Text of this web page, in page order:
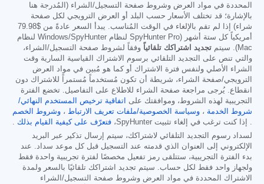
المحددة في مواد العرض وشروط صفحة التسجيل/الشراء (المُدرجة هنا
بالإشارة؛ قد تختلف الأسعار حسب البلد أو العرض الترويجي لكل صفحة
شراء) إذا لم تقم بالإلغاء في الوقت المُناسب. يبدأ السعر عادةً من $79.98
أمريكياً كل ستة أشهر (SpyHunter Pro لنظام Windows/SpyHunter لنظام
Mac). سيتم
تجديد اشتراكك تلقائياً وفقاً لشروط صفحة التسجيل/الشراء،
والتي تنص على التجديد التلقائي برسوم الاشتراك القياسية السارية وقت
الشراء الأصلي ولنفس فترة الاشتراك أو كما هو مُبين في مواد العرض
الترويجي/صفحة الشراء، شريطة أن تكون مُستخدماً مُستمراً للاشتراك دون
انقطاع. يُرجى مراجعة صفحة الشراء للاطلاع على التفاصيل. تخضع الفترة
التجريبية لهذه الشروط، وموافقتك على
اتفاقية ترخيص المستخدم النهائي/
شروط الخدمة ، وسياسة الخصوصية/ملفات تعريف الارتباط ، وشروط الخصم
. إذا كنت ترغب في إلغاء تثبيت SpyHunter،
فتعرّف على كيفية القيام بذلك .
لسداد رسوم التجديد التلقائي لاشتراكك، سيتم إرسال تذكير عبر البريد
الإلكتروني إلى العنوان الذي قدمته عند التسجيل قبل كل موعد سداد. عند
بدء الفترة التجريبية، ستتلقى رمز تفعيل مخصصًا لفترة تجريبية واحدة فقط
ولجهاز واحد فقط لكل حساب. سيتم تجديد اشتراكك تلقائيًا بالسعر ولمدة
الاشتراك المحددة في مواد العرض وشروط صفحة التسجيل/الشراء